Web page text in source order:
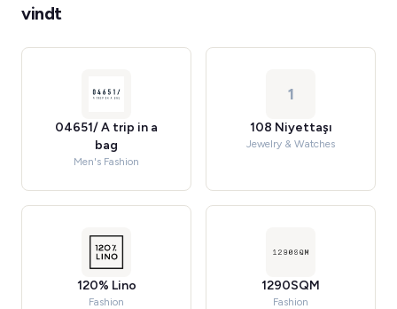
vindt
04651/ A trip in a
bag
Men's Fashion
1
108 Niyettaşı
Jewelry & Watches
120% Lino
Fashion
1290SQM
Fashion